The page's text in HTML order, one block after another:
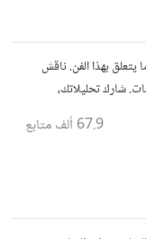
يتعلق بهذا الفن. ناقش
شارك تحليلاتك،
67.9 ألف متابع